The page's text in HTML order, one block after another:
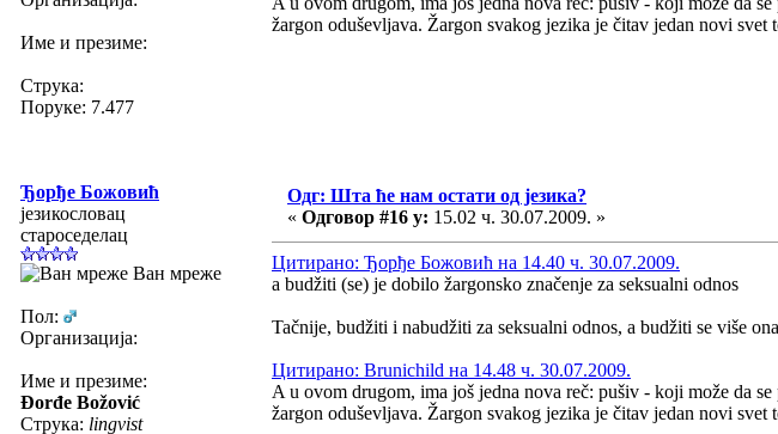
Име и презиме:
Струка:
Поруке: 7.477
žargon oduševljava. Žargon svakog jezika je čitav jedan novi
Ђорђе Божовић
језикословац
староседелац
Ван мреже
Пол:
Организација:
Име и презиме:
Đorđe Božović
Струка: lingvist
Одг: Шта ће нам остати од језика?
« Одговор #16 у: 15.02 ч. 30.07.2009. »
Цитирано: Ђорђе Божовић на 14.40 ч. 30.07.2009.
a budžiti (se) je dobilo žargonsko značenje za seksualni odnos
Tačnije, budžiti i nabudžiti za seksualni odnos, a budžiti se više
Цитирано: Brunichild на 14.48 ч. 30.07.2009.
A u ovom drugom, ima još jedna nova reč: pušiv - koji može da
žargon oduševljava. Žargon svakog jezika je čitav jedan novi